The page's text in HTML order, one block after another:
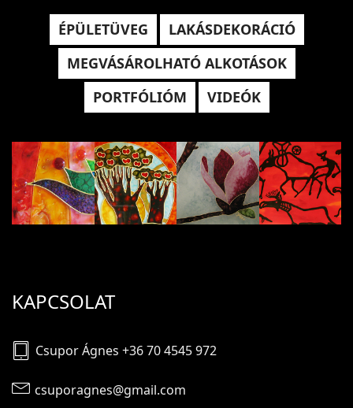
ÉPÜLETÜVEG
LAKÁSDEKORÁCIÓ
MEGVÁSÁROLHATÓ ALKOTÁSOK
PORTFÓLIÓM
VIDEÓK
KAPCSOLAT
Csupor Ágnes +36 70 4545 972
csuporagnes@gmail.com